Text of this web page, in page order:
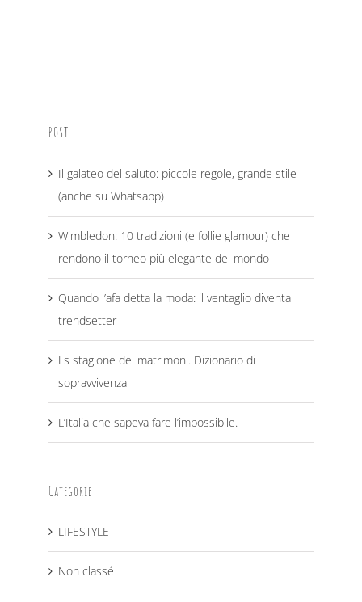
POST
Il galateo del saluto: piccole regole, grande stile
(anche su Whatsapp)
Wimbledon: 10 tradizioni (e follie glamour) che
rendono il torneo più elegante del mondo
Quando l’afa detta la moda: il ventaglio diventa
trendsetter
Ls stagione dei matrimoni. Dizionario di
sopravvivenza
L’Italia che sapeva fare l’impossibile.
Categorie
LIFESTYLE
Non classé